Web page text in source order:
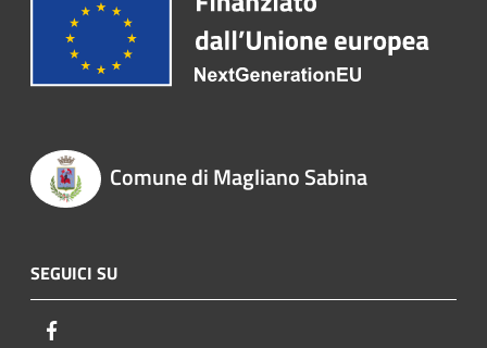
Comune di Magliano Sabina
SEGUICI SU